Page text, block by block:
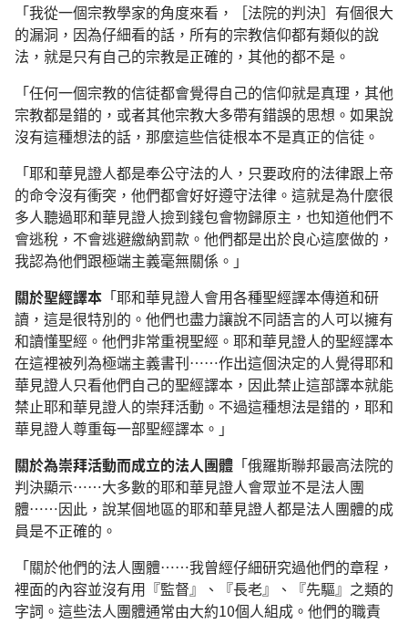
「我從一個宗教學家的角度來看，［法院的判決］有個很大
的漏洞，因為仔細看的話，所有的宗教信仰都有類似的說
法，就是只有自己的宗教是正確的，其他的都不是。
「任何一個宗教的信徒都會覺得自己的信仰就是真理，其他
宗教都是錯的，或者其他宗教大多帶有錯誤的思想。如果說
沒有這種想法的話，那麼這些信徒根本不是真正的信徒。
「耶和華見證人都是奉公守法的人，只要政府的法律跟上帝
的命令沒有衝突，他們都會好好遵守法律。這就是為什麼很
多人聽過耶和華見證人撿到錢包會物歸原主，也知道他們不
會逃稅，不會逃避繳納罰款。他們都是出於良心這麼做的，
我認為他們跟極端主義毫無關係。」
關於聖經譯本 「耶和華見證人會用各種聖經譯本傳道和研
讀，這是很特別的。他們也盡力讓說不同語言的人可以擁有
和讀懂聖經。他們非常重視聖經。耶和華見證人的聖經譯本
在這裡被列為極端主義書刊……作出這個決定的人覺得耶和
華見證人只看他們自己的聖經譯本，因此禁止這部譯本就能
禁止耶和華見證人的崇拜活動。不過這種想法是錯的，耶和
華見證人尊重每一部聖經譯本。」
關於為崇拜活動而成立的法人團體 「俄羅斯聯邦最高法院的
判決顯示……大多數的耶和華見證人會眾並不是法人團
體……因此，說某個地區的耶和華見證人都是法人團體的成
員是不正確的。
「關於他們的法人團體……我曾經仔細研究過他們的章程，
裡面的內容並沒有用『監督』、『長老』、『先驅』之類的
字詞。這些法人團體通常由大約10個人組成。他們的職責